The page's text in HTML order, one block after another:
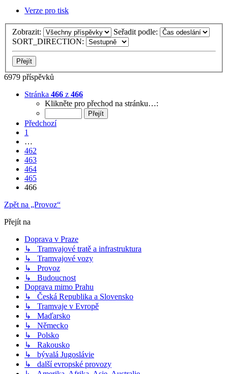
Verze pro tisk
Zobrazit:
Seřadit podle:
SORT_DIRECTION:
6979 příspěvků
Stránka 466 z 466
Klikněte pro přechod na stránku…:
Předchozí
1
…
462
463
464
465
466
Zpět na „Provoz“
Přejít na
Doprava v Praze
↳ Tramvajové tratě a infrastruktura
↳ Tramvajové vozy
↳ Provoz
↳ Budoucnost
Doprava mimo Prahu
↳ Česká Republika a Slovensko
↳ Tramvaje v Evropě
↳ Maďarsko
↳ Německo
↳ Polsko
↳ Rakousko
↳ bývalá Jugoslávie
↳ další evropské provozy